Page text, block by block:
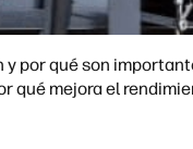
y por qué son
qué mejora el